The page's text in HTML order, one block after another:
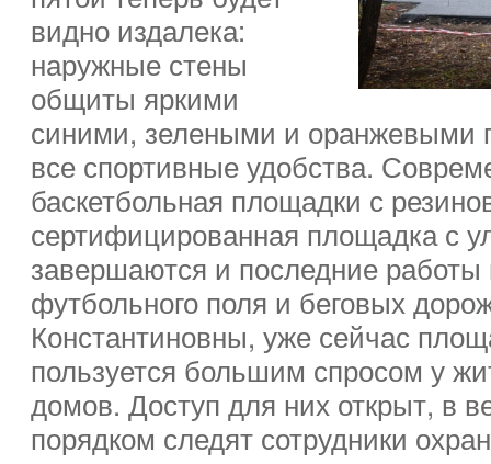
видно издалека:
наружные стены
общиты яркими
синими, зелеными и оранжевыми
все спортивные удобства.
баскетбольная площадки с
сертифицированная площадка с
завершаются и последние работы
футбольного поля и беговых
Константиновны, уже сейчас
пользуется большим спросом у
домов. Доступ для них открыт, в
порядком следят сотрудники